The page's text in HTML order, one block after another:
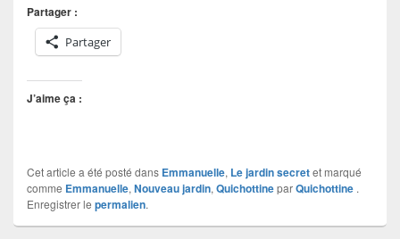
Partager :
Partager
J’aime ça :
Cet article a été posté dans Emmanuelle, Le jardin secretet marqué
comme Emmanuelle, Nouveau jardin, QuichottineparQuichottine .
Enregistrer le permalien.